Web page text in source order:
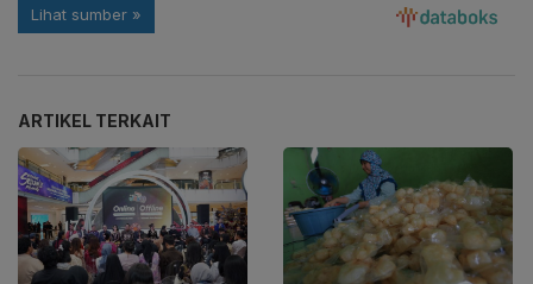
ARTIKEL TERKAIT